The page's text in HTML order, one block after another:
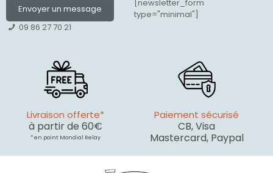
Envoyer un message
09 86 27 70 21
[newsletter_form
type="minimal"]
Livraison offerte*
à partir de 60€
* en point Mondial Relay
Paiement sécurisé
CB, Visa
Mastercard, Paypal